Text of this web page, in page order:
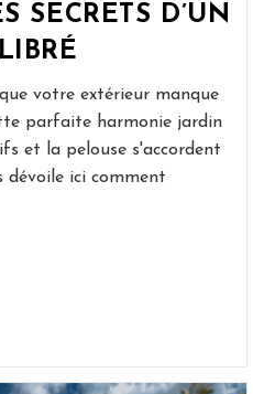
SECRETS D’UN
votre extérieur manque
parfaite harmonie jardin
et la pelouse s'accordent
dévoile ici comment